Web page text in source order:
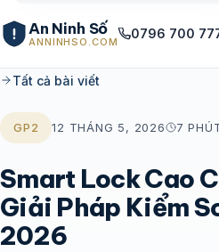
An Ninh Số
ANNINHSO.COM
0796 700
Tất cả bài viết
GP2 12 THÁNG 5, 2026 7
Smart Lock Cao
Giải Pháp Kiểm
2026